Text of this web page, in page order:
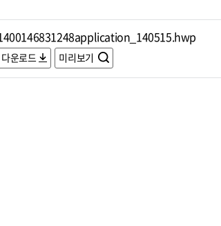
다운로드 미리보기